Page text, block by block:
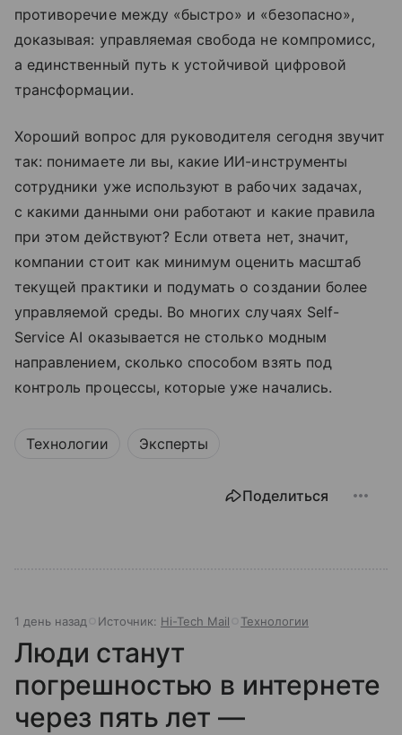
противоречие между «быстро» и «безопасно»,
доказывая: управляемая свобода не компромисс,
а единственный путь к устойчивой цифровой
трансформации.
Хороший вопрос для руководителя сегодня звучит
так: понимаете ли вы, какие ИИ-инструменты
сотрудники уже используют в рабочих задачах,
с какими данными они работают и какие правила
при этом действуют? Если ответа нет, значит,
компании стоит как минимум оценить масштаб
текущей практики и подумать о создании более
управляемой среды. Во многих случаях Self-
Service AI оказывается не столько модным
направлением, сколько способом взять под
контроль процессы, которые уже начались.
Технологии Эксперты
Поделиться
1 день назад Источник: Hi-Tech Mail Технологии
Люди станут
погрешностью в интернете
через пять лет —